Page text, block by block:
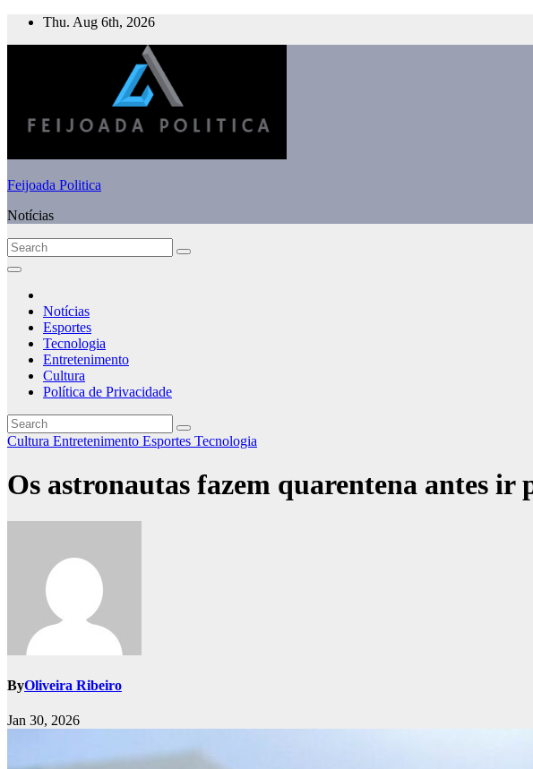
Skip
Thu. Aug 6th, 2026
Feijoada Politica
Notícias
Notícias
Esportes
Tecnologia
Entretenimento
Cultura
Política de Privacidade
Cultura Entretenimento Esportes Tecnologia
Os astronautas fazem quarentena antes ir
ByOliveira Ribeiro
Jan 30, 2026